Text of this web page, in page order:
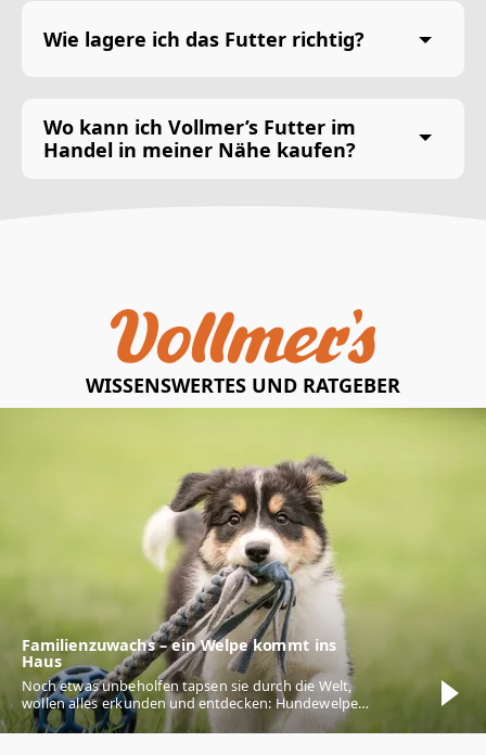
Wie lagere ich das Futter richtig?
Wo kann ich Vollmer’s Futter im
Handel in meiner Nähe kaufen?
WISSENSWERTES UND RATGEBER
Familienzuwachs – ein Welpe kommt ins
Haus
Noch etwas unbeholfen tapsen sie durch die Welt,
wollen alles erkunden und entdecken: Hundewelpen
lassen bei vielen Menschen die Herzen
höherschlagen. Ihnen beim Wachsen zuzusehen ist